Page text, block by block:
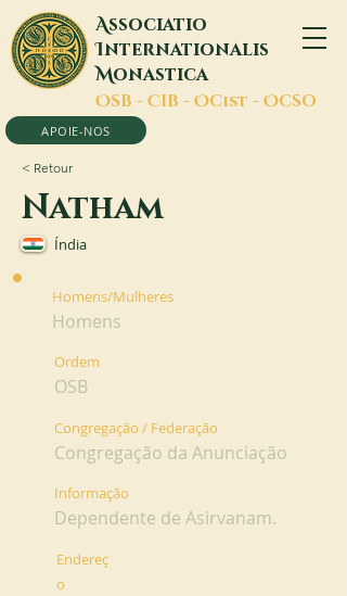
Associatio
Internationalis
Monastica
OSB - CIB - OCist - OCSO
APOIE-NOS
< Retour
Natham
Índia
Homens/Mulheres
Homens
Ordem
OSB
Congregação / Federação
Congregação da Anunciação
Informação
Dependente de Asirvanam.
Endereç
o